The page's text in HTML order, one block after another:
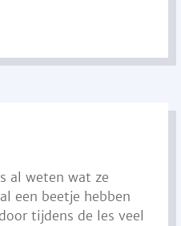
al weten wat ze
een beetje hebben
tijdens de les veel